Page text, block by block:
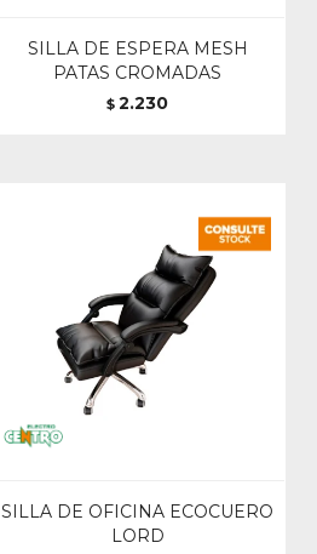
SILLA DE ESPERA MESH
PATAS CROMADAS
$ 2.230
SILLA DE OFICINA ECOCUERO
LORD